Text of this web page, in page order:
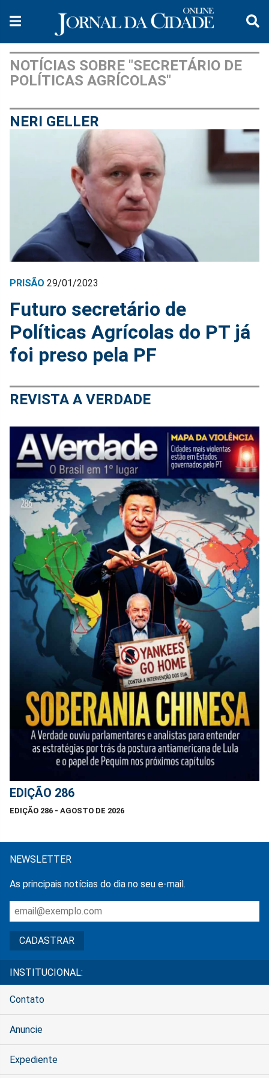
NOTÍCIAS SOBRE "SECRETÁRIO DE
POLÍTICAS AGRÍCOLAS"
NERI GELLER
PRISÃO 29/01/2023
Futuro secretário de
Políticas Agrícolas do PT já
foi preso pela PF
REVISTA A VERDADE
EDIÇÃO 286
EDIÇÃO 286 - AGOSTO DE 2026
NEWSLETTER
As principais notícias do dia no seu e-mail.
INSTITUCIONAL:
Contato
Anuncie
Expediente